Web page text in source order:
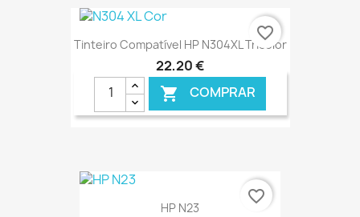
€ ONLINE
Tinteiro Compatível HP N304XL Tricolor
22,20 €
 COMPRAR
€ ONLINE
favorite_border
HP N23
favorite_border